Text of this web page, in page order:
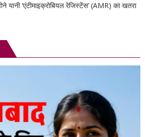
स्मार्ट
में
सुपरबग
मौतों
की
आशंका
यानी ‘एंटीमाइक्रोबियल रेजिस्टेंस’ (AMR) का खतरा